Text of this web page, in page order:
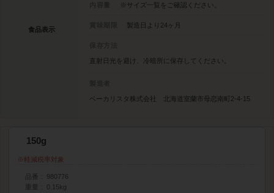
食品表示
※サイズ一覧をご確認ください。
製造日より24ヶ月
直射日光を避け、冷暗所に保存してください。
ベーカリスタ株式会社 北海道室蘭市母恋南町2-4-15
150g
軽減税率対象
品番
980776
0.15kg